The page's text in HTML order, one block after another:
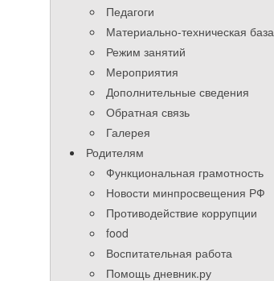
Педагоги
Материально-техническая база
Режим занятий
Мероприятия
Дополнительные сведения
Обратная связь
Галерея
Родителям
Функциональная грамотность
Новости минпросвещения РФ
Противодействие коррупции
food
Воспитательная работа
Помощь дневник.ру